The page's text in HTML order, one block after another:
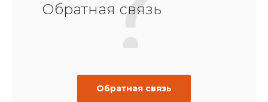
Обратная связь
Обратная связь